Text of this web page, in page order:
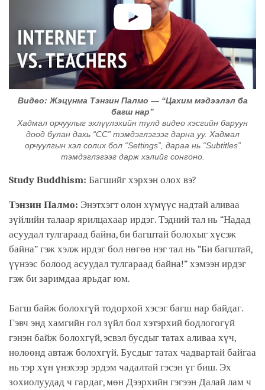
Видео: Жэцүнма Тэнзин Палмо — “Цахим мэдээлэл ба
багш нар”
Хадмал орчуулыг эхлүүлэхийн тулд видео хэсгийн баруун
доод булан дахь “CC” тэмдэглэгээг дарна уу. Хадмал
орчуулгын хэл солих бол “Settings”, дараа нь “Subtitles”
тэмдэглэгээг дарж хэлийг сонгоно.
Study Buddhism: Багшийг хэрхэн олох вэ?
Тэнзин Палмо: Энэтхэгт олон хүмүүс надтай аливаа
зүйлийн талаар ярилцахаар ирдэг. Тэдний тал нь “Надад
асуудал тулгараад байна, би багштай болохыг хүсэж
байна” гэж хэлж ирдэг бол нөгөө нэг тал нь “Би багштай,
үүнээс болоод асуудал тулгараад байна!” хэмээн ирдэг
гэж би заримдаа ярьдаг юм.
Багш байж болохгүй тодорхой хэсэг багш нар байдаг.
Гэвч энд хамгийн гол зүйл бол хэтэрхий бодлогогүй
гэнэн байж болохгүй, эсвэл бусдыг татах аливаа хүч,
нөлөөнд автаж болохгүй. Бусдыг татах чадвартай байгаа
нь тэр хүн үнэхээр эрдэм чадалтай гэсэн үг биш. Эх
зохиолуудад ч гардаг, мөн Дээрхийн гэгээн Далай лам ч